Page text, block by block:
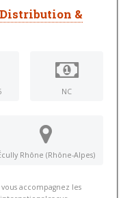
&
NC
Rhône (Rhône-Alpes)
accompagnez les